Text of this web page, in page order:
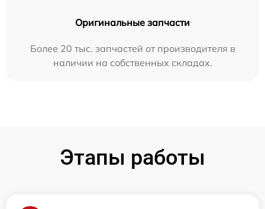
Оригинальные запчасти
Более 20 тыс. запчастей от производителя в
наличии на собственных складах.
Этапы работы